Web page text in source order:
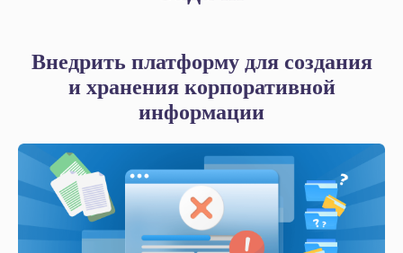
Внедрить платформу для создания
и хранения корпоративной
информации